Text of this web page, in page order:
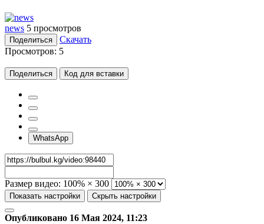
news 5 просмотров
Поделиться
Скачать
Просмотров: 5
Поделиться Код для вставки
WhatsApp
Размер видео: 100% × 300
Показать настройки Скрыть настройки
Опубликовано 16 Мая 2024, 11:23